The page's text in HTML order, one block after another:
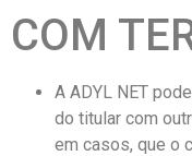
COM
A ADYL NET
do titular com
em casos, que o